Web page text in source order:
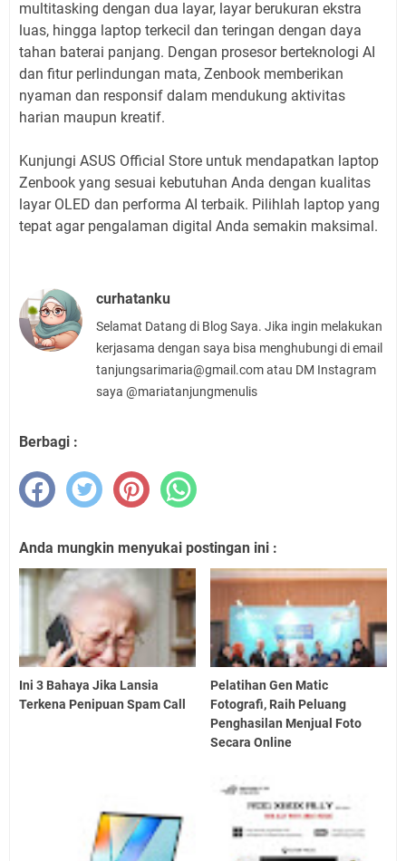
multitasking dengan dua layar, layar berukuran ekstra
luas, hingga laptop terkecil dan teringan dengan daya
tahan baterai panjang. Dengan prosesor berteknologi AI
dan fitur perlindungan mata, Zenbook memberikan
nyaman dan responsif dalam mendukung aktivitas
harian maupun kreatif.
Kunjungi ASUS Official Store untuk mendapatkan laptop
Zenbook yang sesuai kebutuhan Anda dengan kualitas
layar OLED dan performa AI terbaik. Pilihlah laptop yang
tepat agar pengalaman digital Anda semakin maksimal.
curhatanku
Selamat Datang di Blog Saya. Jika ingin melakukan
kerjasama dengan saya bisa menghubungi di email
tanjungsarimaria@gmail.com atau DM Instagram
saya @mariatanjungmenulis
Berbagi :
Anda mungkin menyukai postingan ini :
Ini 3 Bahaya Jika Lansia
Terkena Penipuan Spam Call
Pelatihan Gen Matic
Fotografi, Raih Peluang
Penghasilan Menjual Foto
Secara Online